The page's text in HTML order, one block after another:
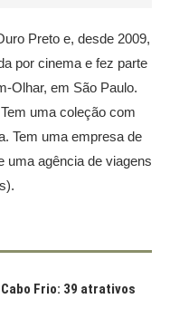
Preto e, desde 2009,
por cinema e fez parte
Olhar, em São Paulo.
uma coleção com
Tem uma empresa de
uma agência de viagens
Frio: 39 atrativos